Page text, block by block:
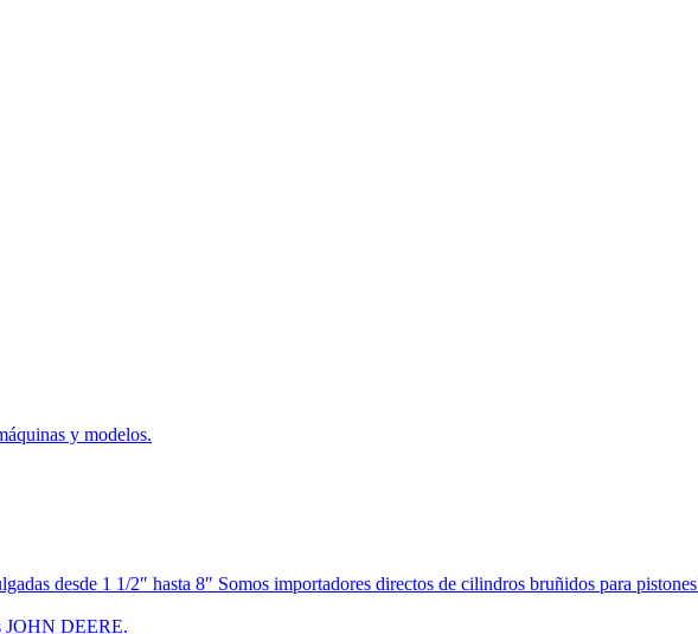
y modelos.
desde 1 1/2″ hasta 8″ Somos importadores directos de cilindros bruñidos para
JOHN DEERE.